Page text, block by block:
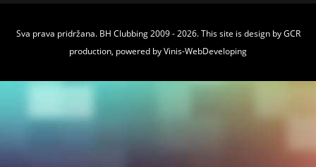
Sva prava pridržana. BH Clubbing 2009 - 2026. This site is design byGCR
production, powered byVinis-WebDeveloping